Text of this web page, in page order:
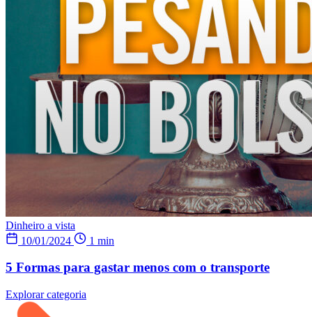
Dinheiro a vista
10/01/2024
1 min
5 Formas para gastar menos com o transporte
Explorar categoria